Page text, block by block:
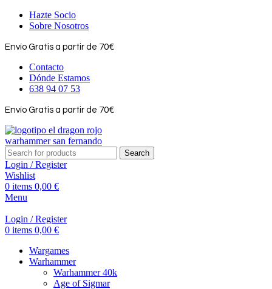
Hazte Socio
Sobre Nosotros
Envío Gratis a partir de 70€
Contacto
Dónde Estamos
638 94 07 53
Envío Gratis a partir de 70€
Search
Login / Register
Wishlist
0 items 0,00 €
Menu
Login / Register
0 items 0,00 €
Wargames
Warhammer
Warhammer 40k
Age of Sigmar